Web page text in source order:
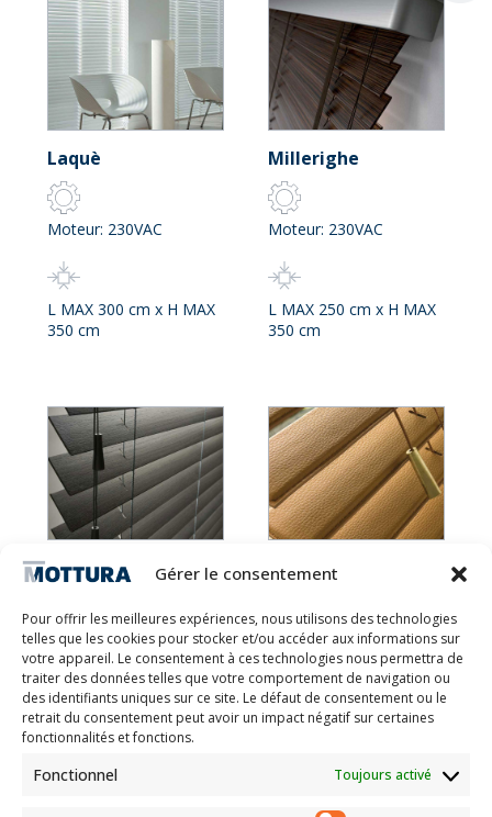
Gérer le consentement
Pour offrir les meilleures expériences, nous utilisons des technologies
telles que les cookies pour stocker et/ou accéder aux informations sur
votre appareil. Le consentement à ces technologies nous permettra de
traiter des données telles que votre comportement de navigation ou
des identifiants uniques sur ce site. Le défaut de consentement ou le
retrait du consentement peut avoir un impact négatif sur certaines
fonctionnalités et fonctions.
Fonctionnel Toujours activé
Laquè
Moteur: 230VAC
L MAX 300 cm x H MAX
350 cm
Millerighe
Moteur: 230VAC
L MAX 250 cm x H MAX
350 cm
Graffiti
Moteur: 230VAC
L MAX 300 cm x H MAX
350 cm
Oceano
Moteur: 230VAC
L MAX 300 cm x H MAX